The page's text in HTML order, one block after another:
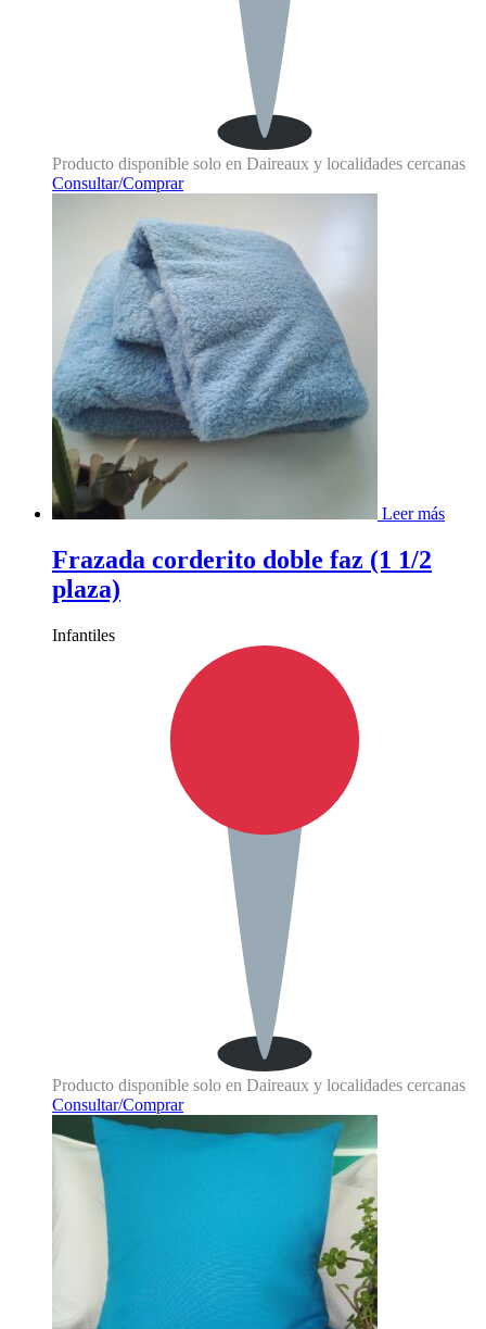
Producto disponible solo en Daireaux y localidades cercanas
Consultar/Comprar
Leer más
Frazada corderito doble faz (1 1/2
plaza)
Infantiles
Producto disponible solo en Daireaux y localidades cercanas
Consultar/Comprar